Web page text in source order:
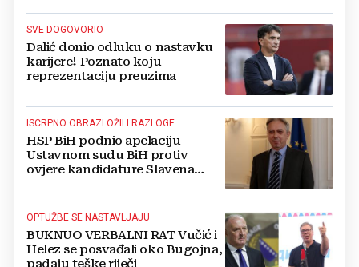
SVE DOGOVORIO
Dalić donio odluku o nastavku
karijere! Poznato koju
reprezentaciju preuzima
ISCRPNO OBRAZLOŽILI RAZLOGE
HSP BiH podnio apelaciju
Ustavnom sudu BiH protiv
ovjere kandidature Slavena
OPTUŽBE SE NASTAVLJAJU
BUKNUO VERBALNI RAT Vučić i
Helez se posvađali oko Bugojna,
padaju teške riječi